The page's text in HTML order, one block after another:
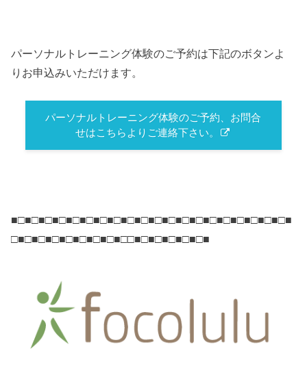
パーソナルトレーニング体験のご予約は下記のボタンよ
りお申込みいただけます。
パーソナルトレーニング体験のご予約、お問合
せはこちらよりご連絡下さい。
■□■□■□■□■□■□■□■□■□■□■□■□■□■□■□■□■□■□■□■□■
□■□■□■□■□■□■□■□■□□■□■□■□■□■□■